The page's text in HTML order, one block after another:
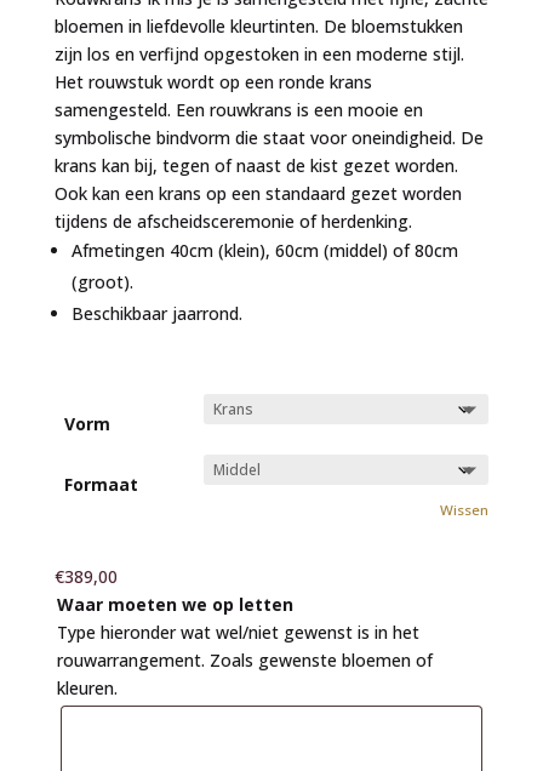
€769,00
bloemen in liefdevolle kleurtinten. De bloemstukken
zijn los en verfijnd opgestoken in een moderne stijl.
Het rouwstuk wordt op een ronde krans
samengesteld. Een rouwkrans is een mooie en
symbolische bindvorm die staat voor oneindigheid. De
krans kan bij, tegen of naast de kist gezet worden.
Ook kan een krans op een standaard gezet worden
tijdens de afscheidsceremonie of herdenking.
Afmetingen 40cm (klein), 60cm (middel) of 80cm
(groot).
Beschikbaar jaarrond.
Vorm
Formaat
Wissen
€389,00
Waar moeten we op letten
Type hieronder wat wel/niet gewenst is in het
rouwarrangement. Zoals gewenste bloemen of
kleuren.